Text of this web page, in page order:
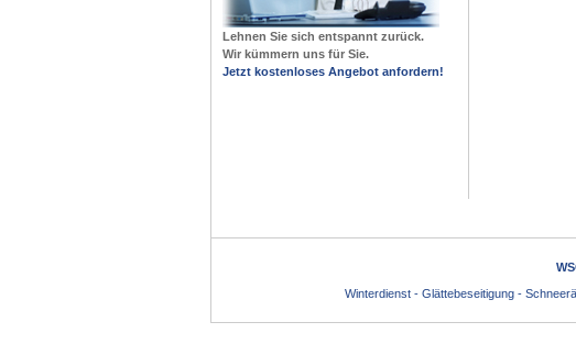
Lehnen Sie sich entspannt zurück.
Wir kümmern uns für Sie.
Jetzt kostenloses Angebot anfordern!
Winterdienst - Glättebeseitigung -